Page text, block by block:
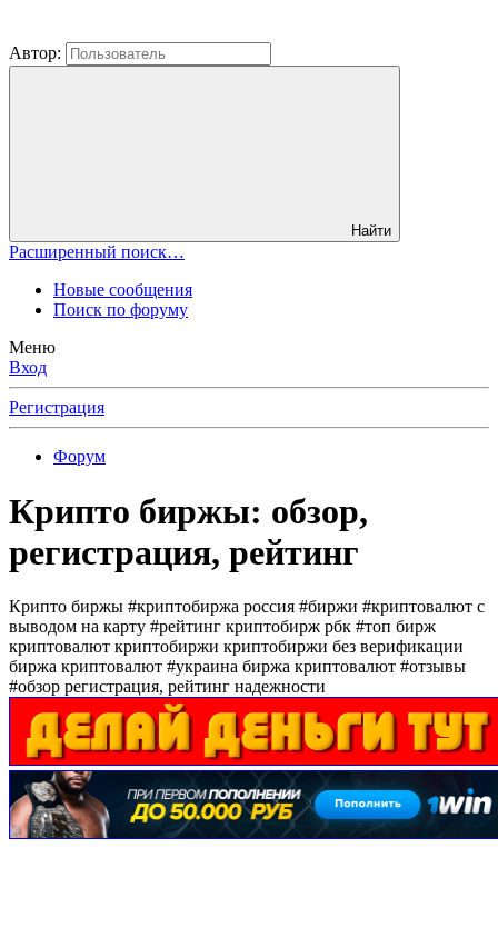
Автор:
Найти
Расширенный поиск…
Новые сообщения
Поиск по форуму
Меню
Вход
Регистрация
Форум
Крипто биржы: обзор,
регистрация, рейтинг
Крипто биржы #криптобиржа россия #биржи #криптовалют с
выводом на карту #рейтинг криптобирж рбк #топ бирж
криптовалют криптобиржи криптобиржи без верификации
биржа криптовалют #украина биржа криптовалют #отзывы
#обзор регистрация, рейтинг надежности